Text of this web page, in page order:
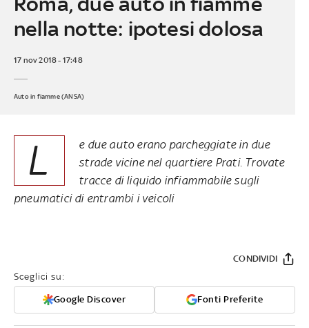
nella notte: ipotesi dolosa
17 nov 2018 - 17:48
Auto in fiamme (ANSA)
L
e due auto erano parcheggiate in due
strade vicine nel quartiere Prati. Trovate
tracce di liquido infiammabile sugli
pneumatici di entrambi i veicoli
Sceglici su:
Google Discover Fonti Preferite
CONDIVIDI